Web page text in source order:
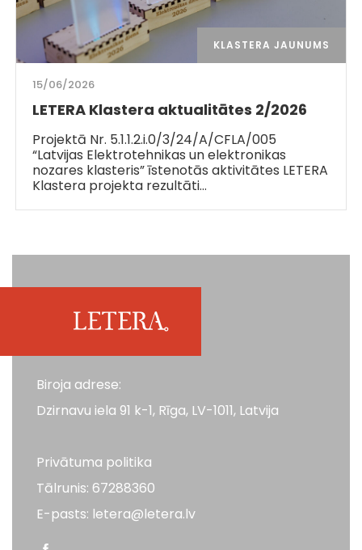
KLASTERA JAUNUMS
15/06/2026
LETERA Klastera aktualitātes 2/2026
Projektā Nr. 5.1.1.2.i.0/3/24/A/CFLA/005
“Latvijas Elektrotehnikas un elektronikas
nozares klasteris” īstenotās aktivitātes LETERA
Klastera projekta rezultāti…
Biroja adrese:
Dzirnavu iela 91 k-1, Rīga, LV-1011, Latvija
Privātuma politika
Tālrunis: 67288360
E-pasts: letera@letera.lv